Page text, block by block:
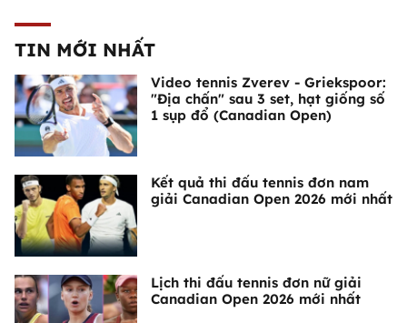
TIN MỚI NHẤT
Video tennis Zverev - Griekspoor:
"Địa chấn" sau 3 set, hạt giống số
1 sụp đổ (Canadian Open)
Kết quả thi đấu tennis đơn nam
giải Canadian Open 2026 mới nhất
Lịch thi đấu tennis đơn nữ giải
Canadian Open 2026 mới nhất